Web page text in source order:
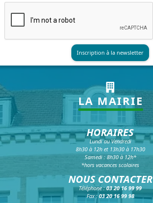
LA MAIRIE
HORAIRES
Lundi au Vendredi
8h30 à 12h et 13h30 à 17h30
Samedi : 8h30 à 12h*
*hors vacances scolaires
NOUS CONTACTER
Téléphone :03 20 16 99 99
Fax : 03 20 16 99 98